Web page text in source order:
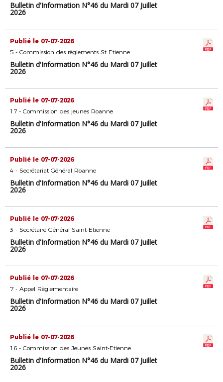
Bulletin d'Information N°46 du Mardi 07 Juillet
2026
Publié le 07-07-2026
5 - Commission des règlements St Etienne
Bulletin d'Information N°46 du Mardi 07 Juillet
2026
Publié le 07-07-2026
17 - Commission des jeunes Roanne
Bulletin d'Information N°46 du Mardi 07 Juillet
2026
Publié le 07-07-2026
4 - Secrétariat Général Roanne
Bulletin d'Information N°46 du Mardi 07 Juillet
2026
Publié le 07-07-2026
3 - Secrétaire Général Saint-Etienne
Bulletin d'Information N°46 du Mardi 07 Juillet
2026
Publié le 07-07-2026
7 - Appel Règlementaire
Bulletin d'Information N°46 du Mardi 07 Juillet
2026
Publié le 07-07-2026
16 - Commission des Jeunes Saint-Etienne
Bulletin d'Information N°46 du Mardi 07 Juillet
2026